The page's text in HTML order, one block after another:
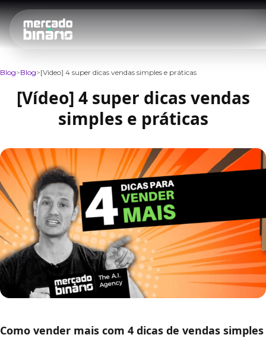
Blog Blog [Vídeo] 4 super dicas vendas simples e práticas
[Vídeo] 4 super dicas vendas
simples e práticas
Como vender mais com 4 dicas de vendas simples